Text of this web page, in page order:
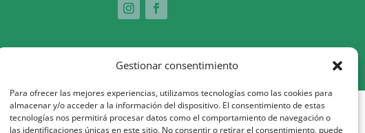
Gestionar consentimiento
Para ofrecer las mejores experiencias, utilizamos tecnologías como las cookies para
almacenar y/o acceder a la información del dispositivo. El consentimiento de estas
tecnologías nos permitirá procesar datos como el comportamiento de navegación o
las identificaciones únicas en este sitio. No consentir o retirar el consentimiento, puede
al 100% pel Fons Social Europeu com a part de la